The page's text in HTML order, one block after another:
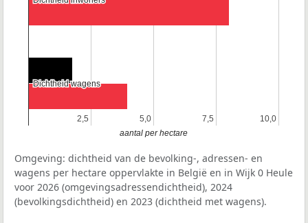
2,5
2,5 5,0
5,0 7,5
7,5 10,0
10,0
Dichtheid wagens
Dichtheid wagens
aantal per hectare
Omgeving: dichtheid van de bevolking-, adressen- en
wagens per hectare oppervlakte in België en in Wijk 0 Heule
voor 2026 (omgevingsadressendichtheid), 2024
(bevolkingsdichtheid) en 2023 (dichtheid met wagens).